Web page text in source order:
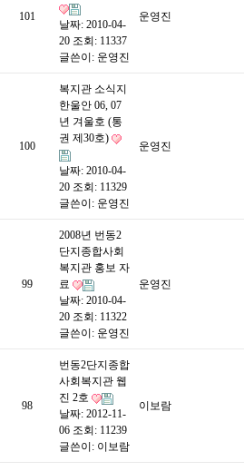
101
날짜: 2010-04-
20 조회: 11337
글쓴이: 운영진
운영진
100
복지관 소식지
한울안 06, 07
년 겨울호 (통
권 제30호)
날짜: 2010-04-
20 조회: 11329
글쓴이: 운영진
운영진
99
2008년 번동2
단지종합사회
복지관 홍보 자
료
날짜: 2010-04-
20 조회: 11322
글쓴이: 운영진
운영진
98
번동2단지종합
사회복지관 웹
진 2호
날짜: 2012-11-
06 조회: 11239
글쓴이: 이보람
이보람